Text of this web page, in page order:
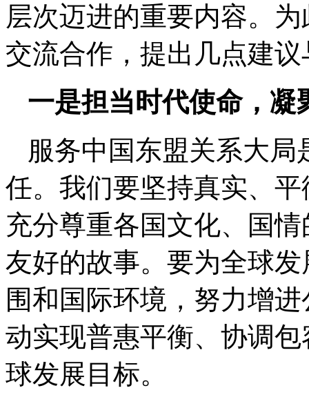
层次迈进的重要内容。
交流合作，提出几点建
一是担当时代使命，凝
服务中国东盟关系大
任。我们要坚持真实、
充分尊重各国文化、国
友好的故事。要为全球
围和国际环境，努力增
动实现普惠平衡、协调
球发展目标。